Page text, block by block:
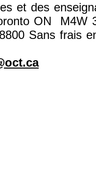
et des
ON M4W
Sans frais